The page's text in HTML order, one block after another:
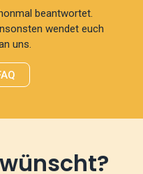
beantwortet.
wendet euch
uns.